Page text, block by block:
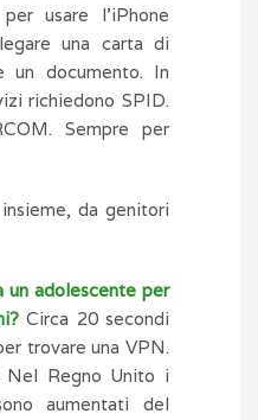
usare l’iPhone
una carta di
un documento. In
richiedono SPID.
Sempre per
da genitori
un adolescente per
Circa 20 secondi
trovare una VPN.
Nel Regno Unito i
aumentati del